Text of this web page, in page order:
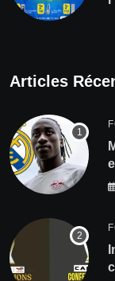
Articles